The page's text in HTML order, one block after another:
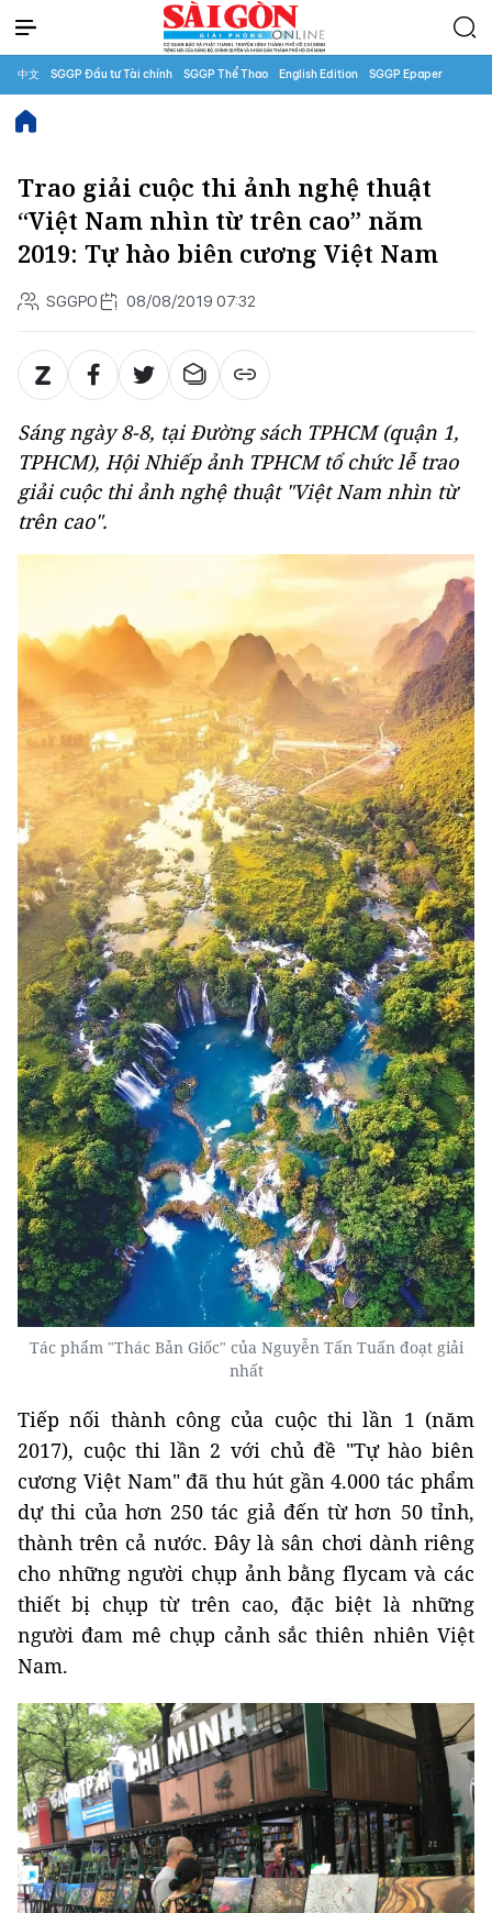
中文 SGGP Đầu tư Tài chính SGGP Thể Thao English Edition SGGP Epaper
Trao giải cuộc thi ảnh nghệ thuật
“Việt Nam nhìn từ trên cao” năm
2019: Tự hào biên cương Việt Nam
SGGPO 08/08/2019 07:32
Sáng ngày 8-8, tại Đường sách TPHCM (quận 1,
TPHCM), Hội Nhiếp ảnh TPHCM tổ chức lễ trao
giải cuộc thi ảnh nghệ thuật "Việt Nam nhìn từ
trên cao".
Tác phẩm "Thác Bản Giốc" của Nguyễn Tấn Tuấn đoạt giải
nhất
Tiếp nối thành công của cuộc thi lần 1 (năm
2017), cuộc thi lần 2 với chủ đề "Tự hào biên
cương Việt Nam" đã thu hút gần 4.000 tác phẩm
dự thi của hơn 250 tác giả đến từ hơn 50 tỉnh,
thành trên cả nước. Đây là sân chơi dành riêng
cho những người chụp ảnh bằng flycam và các
thiết bị chụp từ trên cao, đặc biệt là những
người đam mê chụp cảnh sắc thiên nhiên Việt
Nam.